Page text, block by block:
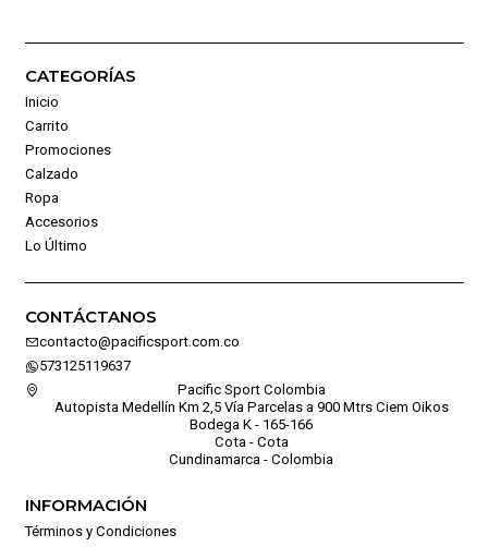
CATEGORÍAS
Inicio
Carrito
Promociones
Calzado
Ropa
Accesorios
Lo Último
CONTÁCTANOS
contacto@pacificsport.com.co
573125119637
Pacific Sport Colombia
Autopista Medellín Km 2,5 Vía Parcelas a 900 Mtrs Ciem Oikos
Bodega K - 165-166
Cota - Cota
Cundinamarca - Colombia
INFORMACIÓN
Términos y Condiciones